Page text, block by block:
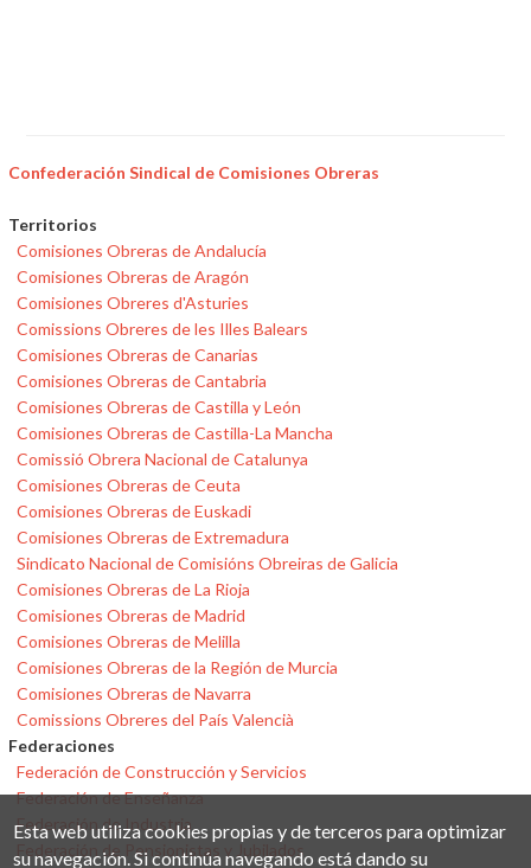
Confederación Sindical de Comisiones Obreras
Territorios
Comisiones Obreras de Andalucía
Comisiones Obreras de Aragón
Comisiones Obreres d'Asturies
Comissions Obreres de les Illes Balears
Comisiones Obreras de Canarias
Comisiones Obreras de Cantabria
Comisiones Obreras de Castilla y León
Comisiones Obreras de Castilla-La Mancha
Comissió Obrera Nacional de Catalunya
Comisiones Obreras de Ceuta
Comisiones Obreras de Euskadi
Comisiones Obreras de Extremadura
Sindicato Nacional de Comisións Obreiras de Galicia
Comisiones Obreras de La Rioja
Comisiones Obreras de Madrid
Comisiones Obreras de Melilla
Comisiones Obreras de la Región de Murcia
Comisiones Obreras de Navarra
Comissions Obreres del País Valencià
Federaciones
Federación de Construcción y Servicios
Federación de Enseñanza
Federación de Industria
Federación de Pensionistas y Jubilados
Esta web utiliza cookies propias y de terceros para optimizar
su navegación. Si continúa navegando está dando su